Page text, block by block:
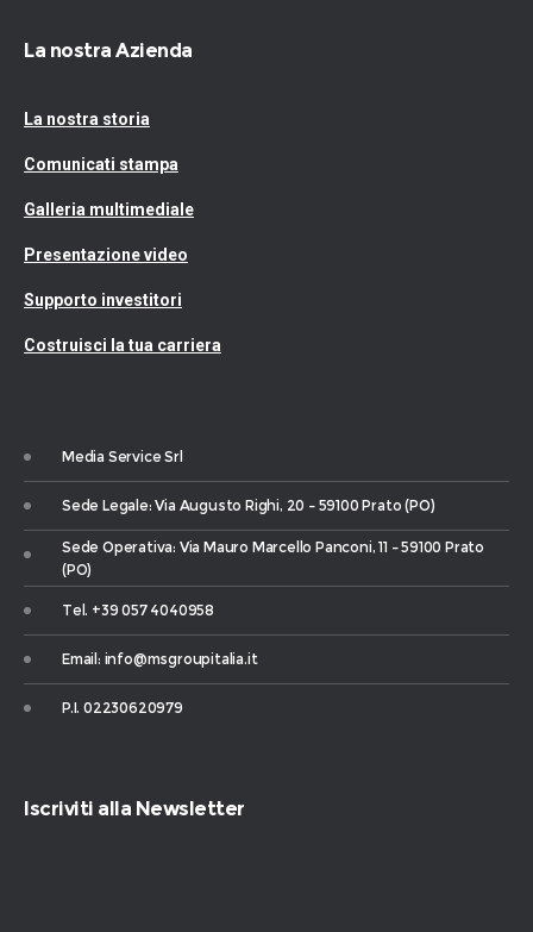
La nostra Azienda
La nostra storia
Comunicati stampa
Galleria multimediale
Presentazione video
Supporto investitori
Costruisci la tua carriera
Media Service Srl
Sede Legale: Via Augusto Righi, 20 – 59100 Prato (PO)
Sede Operativa: Via Mauro Marcello Panconi, 11 – 59100 Prato
(PO)
Tel. +39 057 4040958
Email: info@msgroupitalia.it
P.I. 02230620979
Iscriviti alla Newsletter